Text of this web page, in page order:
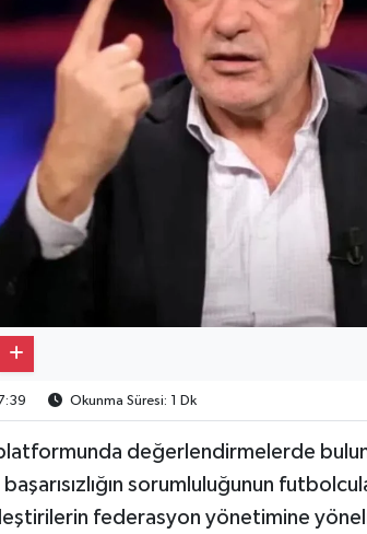
Okunma Süresi: 1 Dk
değerlendirmelerde
başarısızlığın sorumluluğunun
federasyon yönetimine